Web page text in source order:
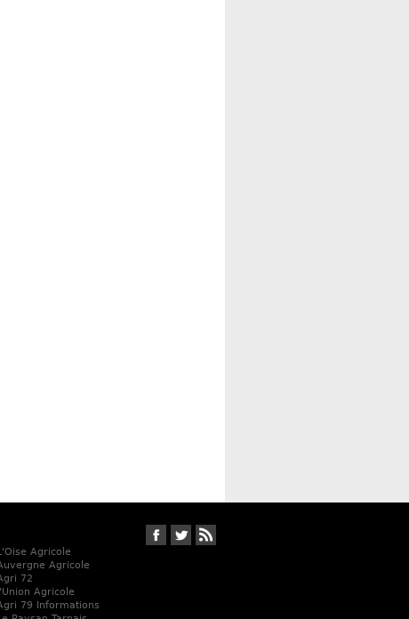
Suivez-nous sur Facebook
Suivez-nous sur Twitter
Agricole
Agricole
72
l'Union Agricole
79 Informations